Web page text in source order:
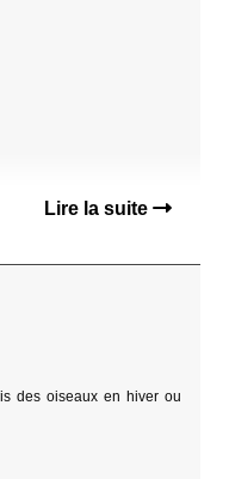
Lire la suite
des oiseaux en hiver ou